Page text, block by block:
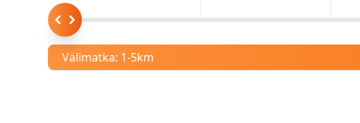
Välimatka: 1-5km